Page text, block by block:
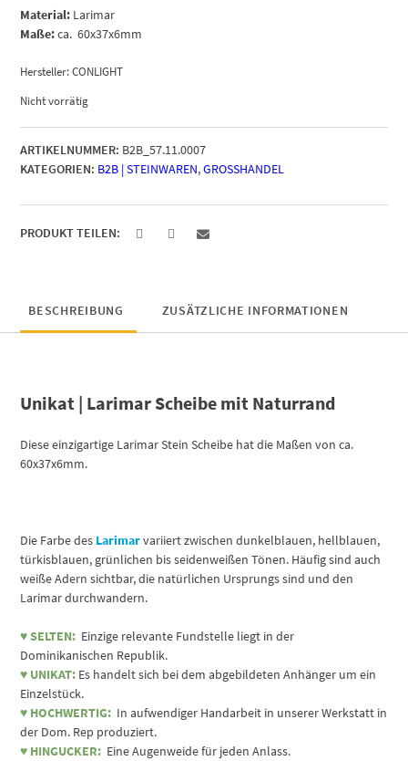
Material: Larimar
Maße:ca. 60x37x6mm
Hersteller:CONLIGHT
Nicht vorrätig
ARTIKELNUMMER: B2B_57.11.0007
KATEGORIEN: B2B | STEINWAREN,GROSSHANDEL
PRODUKT TEILEN:
BESCHREIBUNG ZUSÄTZLICHE INFORMATIONEN
Unikat | Larimar Scheibe mit Naturrand
Diese einzigartige Larimar Stein Scheibe hat die Maßen von ca.
60x37x6mm.
Die Farbe des Larimarvariiert zwischen dunkelblauen, hellblauen,
türkisblauen, grünlichen bis seidenweißen Tönen. Häufig sind auch
weiße Adern sichtbar, die natürlichen Ursprungs sind und den
Larimar durchwandern.
♥SELTEN: Einzige relevante Fundstelle liegt in der
Dominikanischen Republik.
♥ UNIKAT: Es handelt sich bei dem abgebildeten Anhänger um ein
Einzelstück.
♥ HOCHWERTIG: In aufwendiger Handarbeit in unserer Werkstatt in
der Dom. Rep produziert.
♥ HINGUCKER: Eine Augenweide für jeden Anlass.